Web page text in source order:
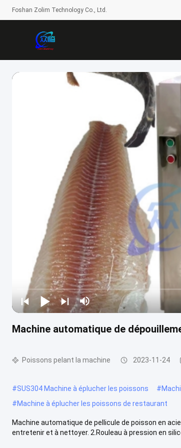
Foshan Zolim Technology Co., Ltd.
Machine automatique de
Poissons pelant la machine 2023-11-24
#SUS304 Machine à éplucher les poissons #
#Machine à éplucher les poissons de restaurant
Machine automatique de pellicule de poisson en
entretenir et à nettoyer. 2.Rouleau à pression en